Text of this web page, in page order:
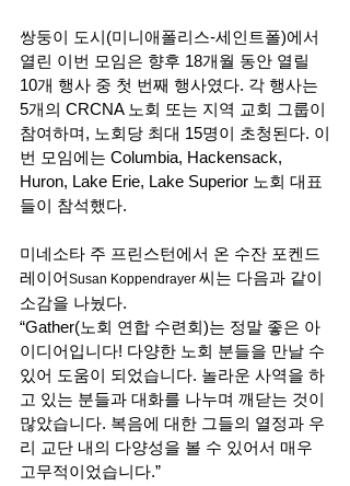
쌍둥이 도시(미니애폴리스-세인트폴)에서
열린 이번 모임은 향후 18개월 동안 열릴
10개 행사 중 첫 번째 행사였다. 각 행사는
5개의 CRCNA 노회 또는 지역 교회 그룹이
참여하며, 노회당 최대 15명이 초청된다. 이
번 모임에는 Columbia, Hackensack,
Huron, Lake Erie, Lake Superior 노회 대표
들이 참석했다.
미네소타 주 프린스턴에서 온 수잔 포켄드
레이어Susan Koppendrayer 씨는 다음과 같이
소감을 나눴다.
“Gather(노회 연합 수련회)는 정말 좋은 아
이디어입니다! 다양한 노회 분들을 만날 수
있어 도움이 되었습니다. 놀라운 사역을 하
고 있는 분들과 대화를 나누며 깨닫는 것이
많았습니다. 복음에 대한 그들의 열정과 우
리 교단 내의 다양성을 볼 수 있어서 매우
고무적이었습니다.”